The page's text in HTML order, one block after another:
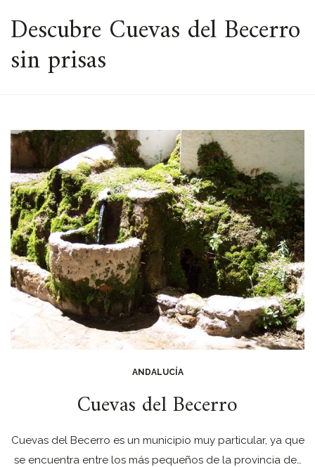
ESPACIO
Descubre Cuevas del Becerro
sin prisas
ANDALUCÍA
Cuevas del Becerro
Cuevas del Becerro es un municipio muy particular, ya que
se encuentra entre los más pequeños de la provincia de…